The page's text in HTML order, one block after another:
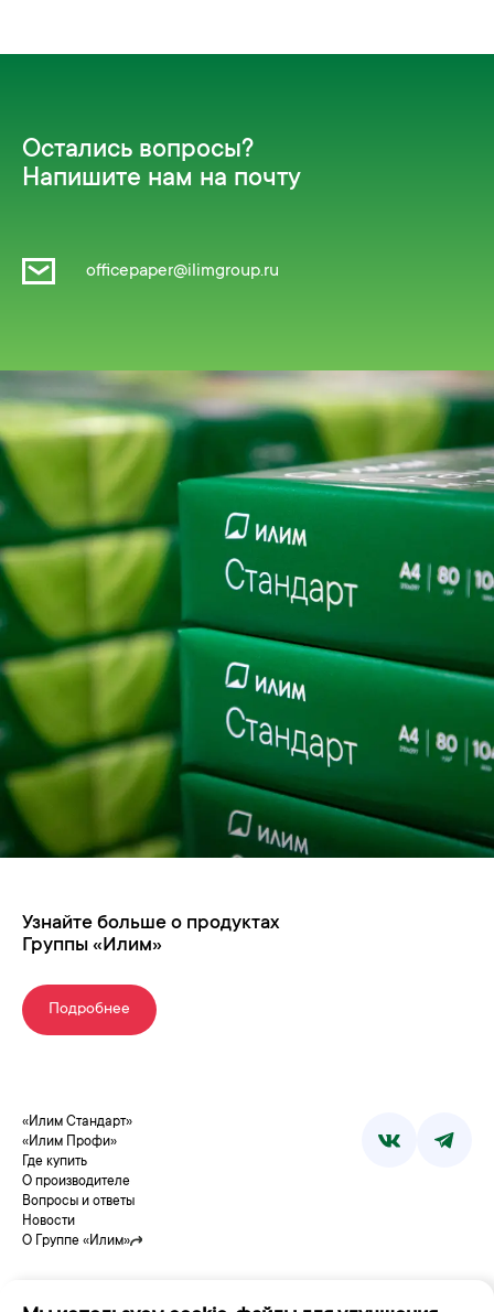
Остались вопросы?
Напишите нам на почту
officepaper@ilimgroup.ru
«Илим Стандарт»
«Илим Профи»
Где купить
О производителе
Вопросы и ответы
Новости
О Группе «Илим»
Узнайте больше о продуктах
Группы «Илим»
Подробнее